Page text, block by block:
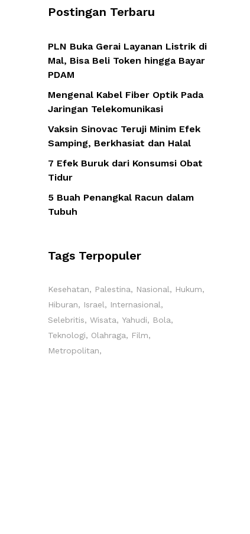
Postingan Terbaru
PLN Buka Gerai Layanan Listrik di
Mal, Bisa Beli Token hingga Bayar
PDAM
Mengenal Kabel Fiber Optik Pada
Jaringan Telekomunikasi
Vaksin Sinovac Teruji Minim Efek
Samping, Berkhasiat dan Halal
7 Efek Buruk dari Konsumsi Obat
Tidur
5 Buah Penangkal Racun dalam
Tubuh
Tags Terpopuler
Kesehatan Palestina Nasional
Hukum
Hiburan
Israel
Internasional
Selebritis
Wisata Yahudi
Bola
Teknologi
Olahraga
Film
Metropolitan